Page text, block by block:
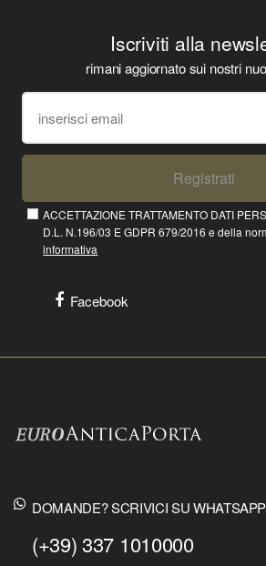
Iscriviti alla
rimani aggiornato sui nostri
Registrati
ACCETTAZIONE TRATTAMENTO DATI
D.L. N.196/03 E GDPR 679/2016 e della
informativa
Facebook
DOMANDE? SCRIVICI SU WHATSAPP
(+39) 337 1010000